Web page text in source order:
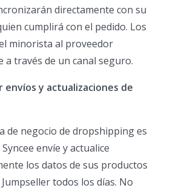
directamente con su
cumplirá con el pedido. Los
minorista al proveedor
a través de un canal seguro.
y actualizaciones de
de negocio de dropshipping es
envíe y actualice
los datos de sus productos
todos los días. No